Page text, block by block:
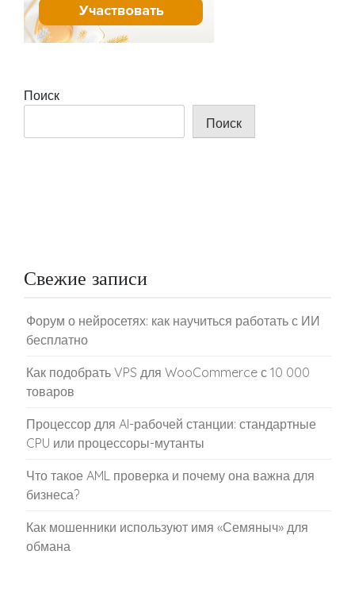
Поиск
Поиск
Свежие записи
Форум о нейросетях: как научиться работать с ИИ
бесплатно
Как подобрать VPS для WooCommerce с 10 000
товаров
Процессор для AI-рабочей станции: стандартные
CPU или процессоры-мутанты
Что такое AML проверка и почему она важна для
бизнеса?
Как мошенники используют имя «Семяныч» для
обмана